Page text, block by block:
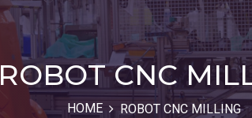
ROBOT CNC
HOME ROBOT CNC MILLING